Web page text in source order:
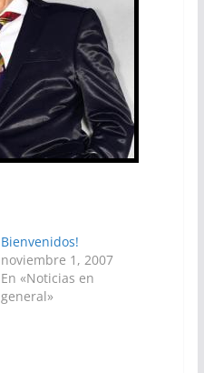
Bienvenidos!
noviembre 1, 2007
En «Noticias en
general»